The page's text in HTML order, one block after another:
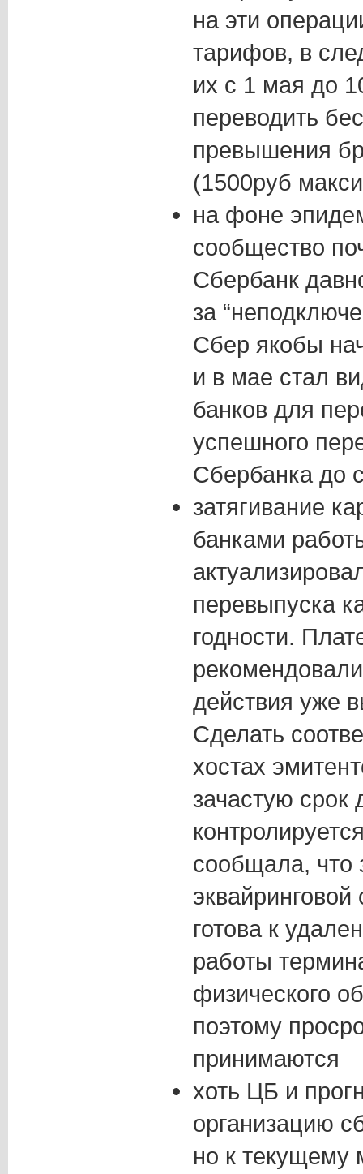
на эти
тарифов, в
их с 1 мая до
переводить
превышения
(1500руб
на фоне
сообщество
Сбербанк
за
Сбер якобы
и в мае стал
банков для
успешного
Сбербанка до
затягивание
банками
перевыпуска
годности.
действия уже
Сделать
хостах
зачастую срок
сообщала, что
готова к
работы
физического
поэтому
принимаются
хоть ЦБ и
организацию
но к текущему